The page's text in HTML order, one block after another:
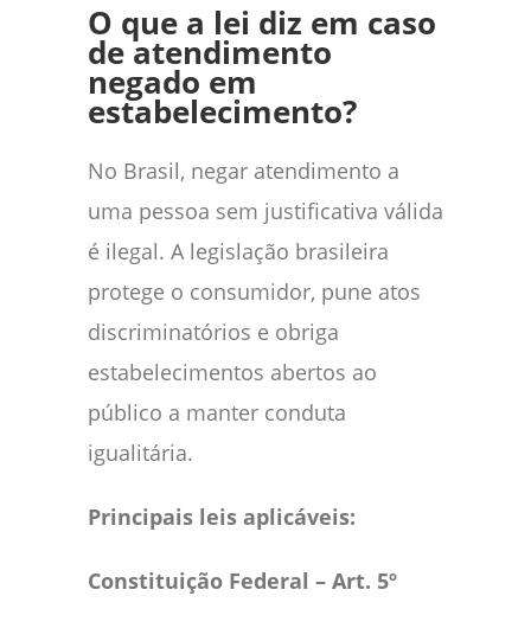
O que a lei diz em caso
de atendimento
negado em
estabelecimento?
No Brasil, negar atendimento a
uma pessoa sem justificativa válida
é ilegal. A legislação brasileira
protege o consumidor, pune atos
discriminatórios e obriga
estabelecimentos abertos ao
público a manter conduta
igualitária.
Principais leis aplicáveis:
Constituição Federal – Art. 5º